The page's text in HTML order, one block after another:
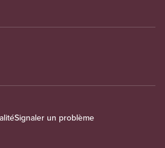
Signaler un problème